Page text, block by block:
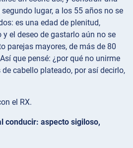
lugar, a los 55 años no se
es una edad de plenitud,
el deseo de gastarlo aún no se
parejas mayores, de más de 80
que pensé: ¿por qué no unirme
cabello plateado, por así decirlo,
el RX.
conducir: aspecto sigiloso,